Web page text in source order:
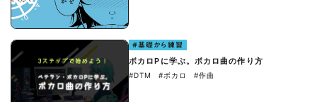
#基礎から練習
ボカロPに学ぶ。ボカロ曲の作り方
#DTM #ボカロ #作曲